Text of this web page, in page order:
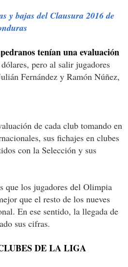
y bajas del Clausura 2016 de
tenían una evaluación
pero al salir jugadores
Fernández y Ramón Núñez,
de cada club tomando en
sus fichajes en clubes
con la Selección y sus
que los jugadores del Olimpia
que el resto de los nueves
En ese sentido, la llegada de
sus cifras.
DE LA LIGA